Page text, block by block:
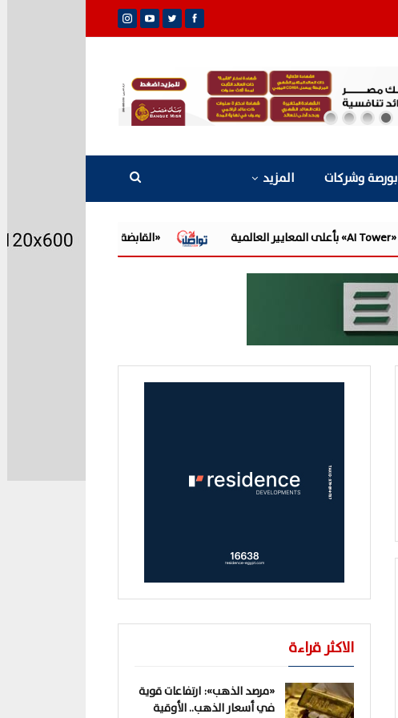
بورصة وشركات المزيد
«القابضة للمياه» تعتمد الموازنة التقديرية لـ9 شركات تابعة للعام المالي 2026/2027
الاكثر قراءة
«مرصد الذهب»: ارتفاعات قوية
في أسعار الذهب.. الأوقية